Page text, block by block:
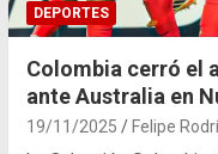
DEPORTES
Colombia cerró el
ante Australia en
19/11/2025 Felipe